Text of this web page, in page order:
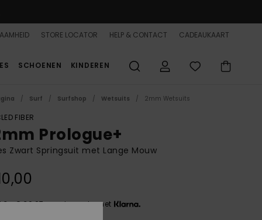
STORE LOCATOR HELP & CONTACT CADEAUKAART
SCHOENEN KINDEREN
Surf Surfshop Wetsuits 2mm Wetsuits
FIBER
Prologue+
Zwart Springsuit met Lange Mouw
3 x € 36,67, zonder rente met